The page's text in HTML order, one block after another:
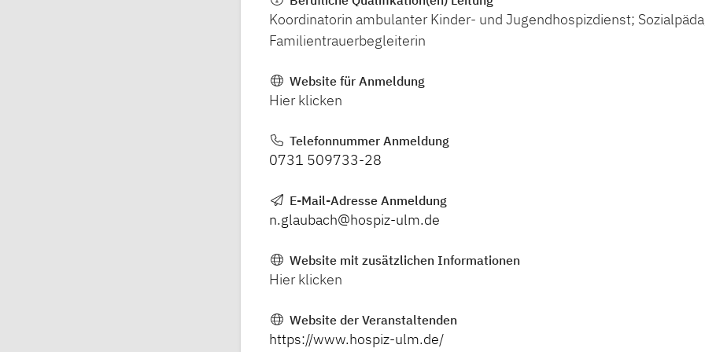
Koordinatorin ambulanter Kinder- und Jugendhospizdienst;
Familientrauerbegleiterin
Website für Anmeldung
Hier klicken
Telefonnummer Anmeldung
0731 509733-28
E-Mail-Adresse Anmeldung
n.glaubach@hospiz-ulm.de
Website mit zusätzlichen Informationen
Hier klicken
Website der Veranstaltenden
https://www.hospiz-ulm.de/